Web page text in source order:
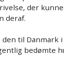
der
deraf.
den til Danmark
bedømte